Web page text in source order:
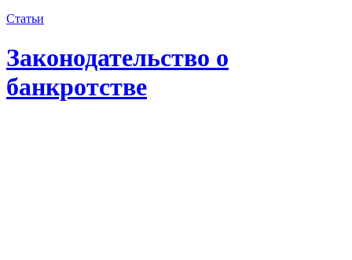
Статьи
Законодательство о
банкротстве